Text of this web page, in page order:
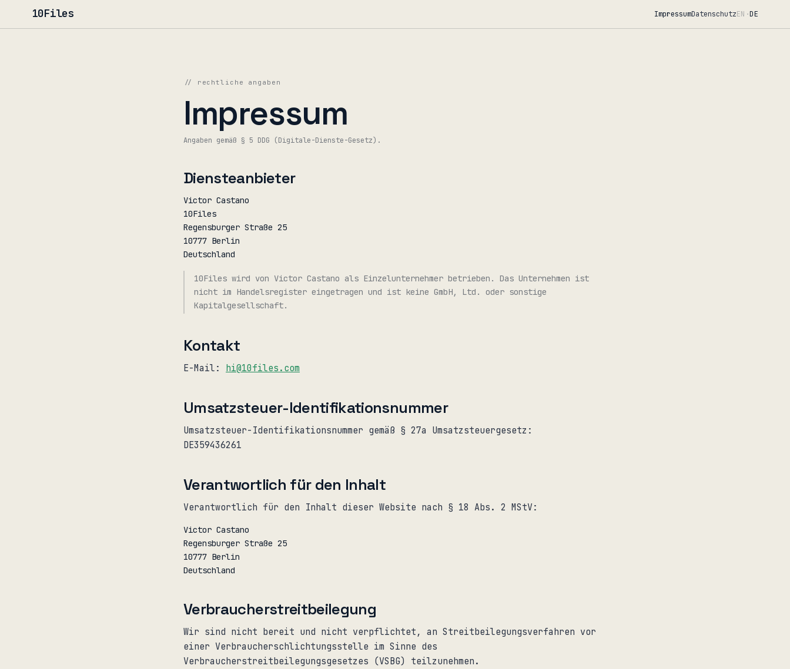
10Files ImpressumDatenschutzEN ·DE
// rechtliche angaben
Impressum
Angaben gemäß § 5 DDG (Digitale-Dienste-Gesetz).
Diensteanbieter
Victor Castano
10Files
Regensburger Straße 25
10777 Berlin
Deutschland
10Files wird von Victor Castano als Einzelunternehmer betrieben. Das Unternehmen ist
nicht im Handelsregister eingetragen und ist keine GmbH, Ltd. oder sonstige
Kapitalgesellschaft.
Kontakt
E-Mail: hi@10files.com
Umsatzsteuer-Identifikationsnummer
Umsatzsteuer-Identifikationsnummer gemäß § 27a Umsatzsteuergesetz:
DE359436261
Verantwortlich für den Inhalt
Verantwortlich für den Inhalt dieser Website nach § 18 Abs. 2 MStV:
Victor Castano
Regensburger Straße 25
10777 Berlin
Deutschland
Verbraucherstreitbeilegung
Wir sind nicht bereit und nicht verpflichtet, an Streitbeilegungsverfahren vor
einer Verbraucherschlichtungsstelle im Sinne des
Verbraucherstreitbeilegungsgesetzes (VSBG) teilzunehmen.